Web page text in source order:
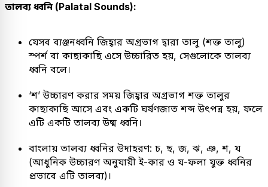
তালব্য ধ্বনি (Palatal Sounds):
যেসব ব্যঞ্জনধ্বনি জিহ্বার অগ্রভাগ দ্বারা তালু (শক্ত তালু)
স্পর্শ বা কাছাকাছি এসে উচ্চারিত হয়, সেগুলোকে তালব্য
ধ্বনি বলে।
‘শ’ উচ্চারণ করার সময় জিহ্বার অগ্রভাগ শক্ত তালুর
কাছাকাছি আসে এবং একটি ঘর্ষণজাত শব্দ উৎপন্ন হয়, ফলে
এটি একটি তালব্য উষ্ম ধ্বনি।
বাংলায় তালব্য ধ্বনির উদাহরণ: চ, ছ, জ, ঝ, ঞ, শ, য
(আধুনিক উচ্চারণ অনুযায়ী ই-কার ও য-ফলা যুক্ত ধ্বনির
প্রভাবে এটি তালব্য)।